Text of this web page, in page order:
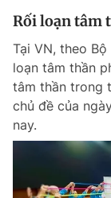
Rối loạn tâm
Tại VN, theo
loạn tâm thần
tâm thần trong
chủ đề của
nay.